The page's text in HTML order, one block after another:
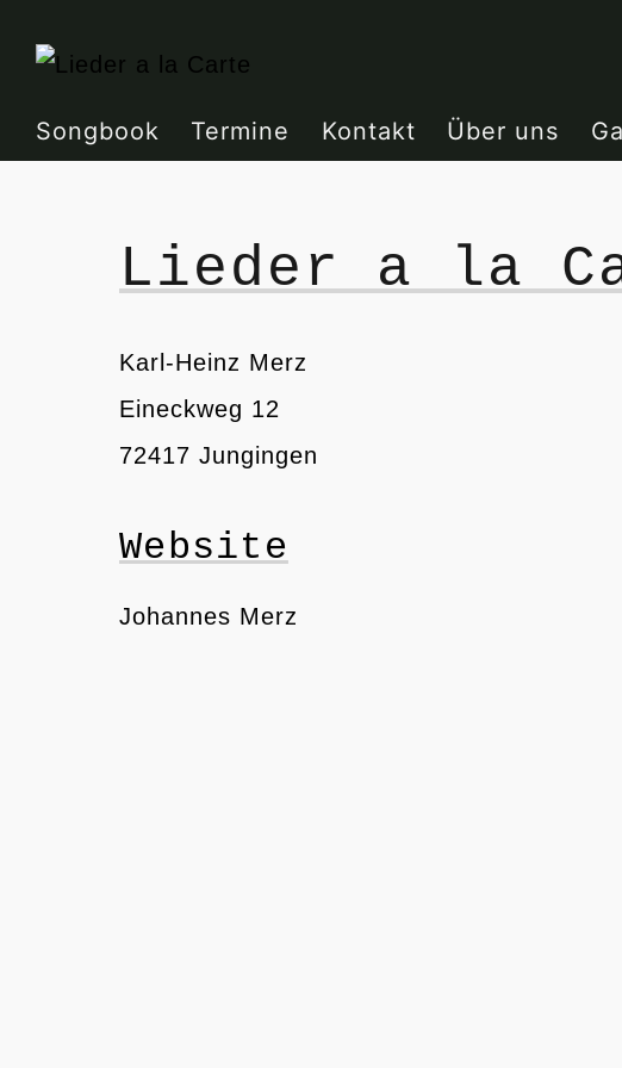
Inhalt
Songbook Termine Kontakt Über uns
Lieder a la
Karl-Heinz Merz
Eineckweg 12
72417 Jungingen
Website
Johannes Merz